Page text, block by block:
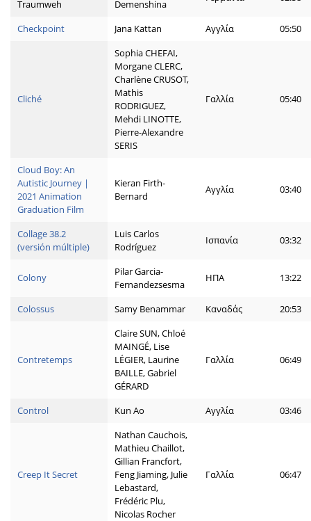
Traumweh Demenshina
Checkpoint Jana Kattan Αγγλία 05:50
Cliché
Sophia CHEFAI,
Morgane CLERC,
Charlène CRUSOT,
Mathis
RODRIGUEZ,
Mehdi LINOTTE,
Pierre-Alexandre
SERIS
Γαλλία 05:40
Cloud Boy: An
Autistic Journey |
2021 Animation
Graduation Film
Kieran Firth-
Bernard
Αγγλία 03:40
Collage 38.2
(versión múltiple)
Luis Carlos
Rodríguez
Ισπανία 03:32
Colony
Pilar Garcia-
Fernandezsesma
ΗΠΑ 13:22
Colossus Samy Benammar Καναδάς 20:53
Contretemps
Claire SUN, Chloé
MAINGÉ, Lise
LÉGIER, Laurine
BAILLE, Gabriel
GÉRARD
Γαλλία 06:49
Control Kun Ao Αγγλία 03:46
Creep It Secret
Nathan Cauchois,
Mathieu Chaillot,
Gillian Francfort,
Feng Jiaming, Julie
Lebastard,
Frédéric Plu,
Nicolas Rocher
Γαλλία 06:47